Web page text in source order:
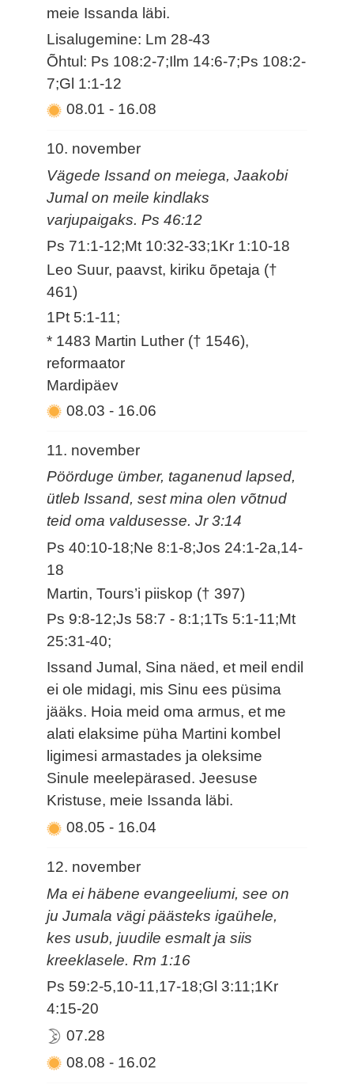
meie Issanda läbi.
Lisalugemine: Lm 28-43
Õhtul: Ps 108:2-7;Ilm 14:6-7;Ps 108:2-
7;Gl 1:1-12
08.01- 16.08
10. november
Vägede Issand on meiega, Jaakobi
Jumal on meile kindlaks
varjupaigaks. Ps 46:12
Ps 71:1-12;Mt 10:32-33;1Kr 1:10-18
Leo Suur, paavst, kiriku õpetaja (†
461)
1Pt 5:1-11;
* 1483 Martin Luther († 1546),
reformaator
Mardipäev
08.03- 16.06
11. november
Pöörduge ümber, taganenud lapsed,
ütleb Issand, sest mina olen võtnud
teid oma valdusesse. Jr 3:14
Ps 40:10-18;Ne 8:1-8;Jos 24:1-2a,14-
18
Martin, Tours’i piiskop († 397)
Ps 9:8-12;Js 58:7 - 8:1;1Ts 5:1-11;Mt
25:31-40;
Issand Jumal, Sina näed, et meil endil
ei ole midagi, mis Sinu ees püsima
jääks. Hoia meid oma armus, et me
alati elaksime püha Martini kombel
ligimesi armastades ja oleksime
Sinule meelepärased. Jeesuse
Kristuse, meie Issanda läbi.
08.05- 16.04
12. november
Ma ei häbene evangeeliumi, see on
ju Jumala vägi päästeks igaühele,
kes usub, juudile esmalt ja siis
kreeklasele. Rm 1:16
Ps 59:2-5,10-11,17-18;Gl 3:11;1Kr
4:15-20
07.28
08.08- 16.02